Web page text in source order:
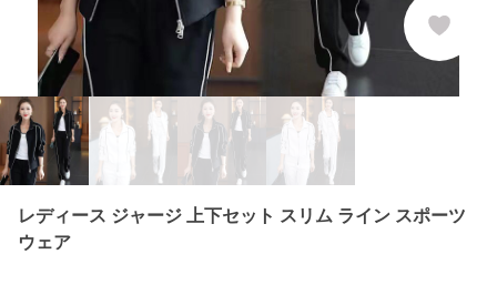
レディース ジャージ 上下セット スリム ライン スポーツ
ウェア